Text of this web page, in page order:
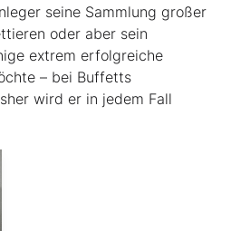
seine Sammlung großer
oder aber sein
extrem erfolgreiche
– bei Buffetts
wird er in jedem Fall